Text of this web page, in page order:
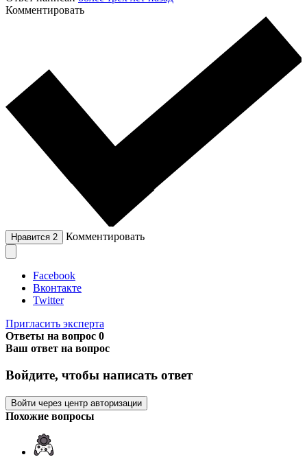
Комментировать
Нравится 2 Комментировать
Facebook
Вконтакте
Twitter
Пригласить эксперта
Ответы на вопрос 0
Ваш ответ на вопрос
Войдите, чтобы написать ответ
Войти через центр авторизации
Похожие вопросы